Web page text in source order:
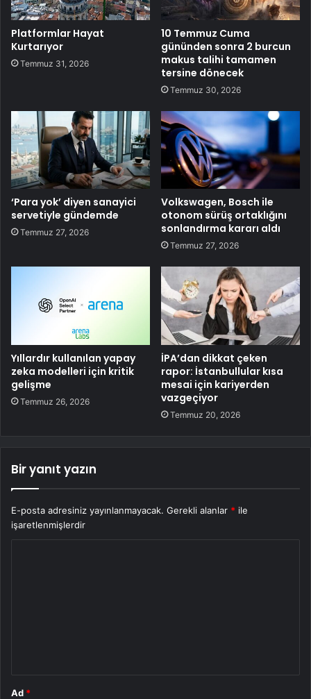
Platformlar Hayat
Kurtarıyor
Temmuz 31, 2026
10 Temmuz Cuma
gününden sonra 2 burcun
makus talihi tamamen
tersine dönecek
Temmuz 30, 2026
‘Para yok’ diyen sanayici
servetiyle gündemde
Temmuz 27, 2026
Volkswagen, Bosch ile
otonom sürüş ortaklığını
sonlandırma kararı aldı
Temmuz 27, 2026
Yıllardır kullanılan yapay
zeka modelleri için kritik
gelişme
Temmuz 26, 2026
İPA’dan dikkat çeken
rapor: İstanbullular kısa
mesai için kariyerden
vazgeçiyor
Temmuz 20, 2026
Bir yanıt yazın
E-posta adresiniz yayınlanmayacak. Gerekli alanlar * ile
işaretlenmişlerdir
Ad *